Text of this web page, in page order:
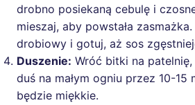
drobno posiekaną cebulę i
mieszaj, aby powstała
drobiowy i gotuj, aż sos
Duszenie: Wróć bitki na
duś na małym ogniu przez 10-15
będzie miękkie.